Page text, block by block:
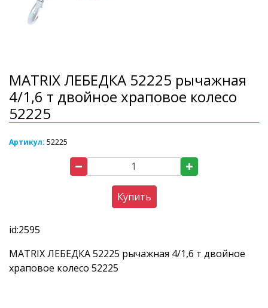
MATRIX ЛЕБЕДКА 52225 рычажная
4/1,6 т двойное храповое колесо
52225
Артикул: 52225
Купить
id:2595
MATRIX ЛЕБЕДКА 52225 рычажная 4/1,6 т двойное
храповое колесо 52225